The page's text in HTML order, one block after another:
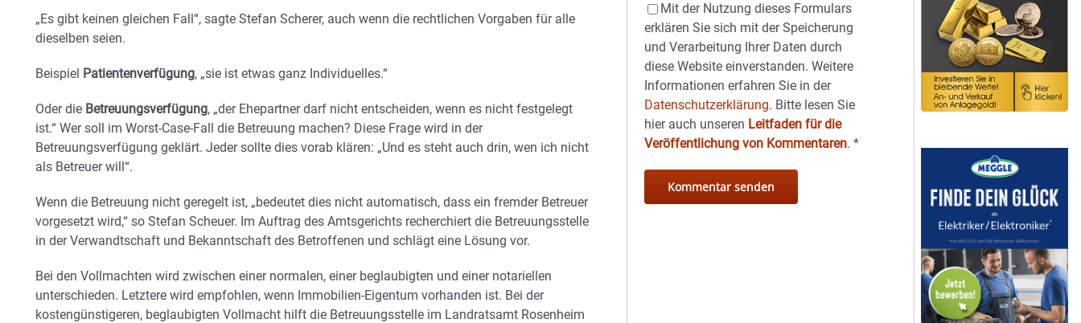
„Es gibt keinen gleichen Fall“, sagte Stefan Scherer, auch wenn die rechtlichen Vorgaben für alle
dieselben seien.
Beispiel Patientenverfügung, „sie ist etwas ganz Individuelles.“
Oder die Betreuungsverfügung, „der Ehepartner darf nicht entscheiden, wenn es nicht festgelegt
ist.“ Wer soll im Worst-Case-Fall die Betreuung machen? Diese Frage wird in der
Betreuungsverfügung geklärt. Jeder sollte dies vorab klären: „Und es steht auch drin, wen ich nicht
als Betreuer will“.
Wenn die Betreuung nicht geregelt ist, „bedeutet dies nicht automatisch, dass ein fremder Betreuer
vorgesetzt wird,“ so Stefan Scheuer. Im Auftrag des Amtsgerichts recherchiert die Betreuungsstelle
in der Verwandtschaft und Bekanntschaft des Betroffenen und schlägt eine Lösung vor.
Bei den Vollmachten wird zwischen einer normalen, einer beglaubigten und einer notariellen
unterschieden. Letztere wird empfohlen, wenn Immobilien-Eigentum vorhanden ist. Bei der
kostengünstigeren, beglaubigten Vollmacht hilft die Betreuungsstelle im Landratsamt Rosenheim
Mit der Nutzung dieses Formulars
erklären Sie sich mit der Speicherung
und Verarbeitung Ihrer Daten durch
diese Website einverstanden. Weitere
Informationen erfahren Sie in der
Datenschutzerklärung. Bitte lesen Sie
hier auch unseren Leitfaden für die
Veröffentlichung von Kommentaren.*